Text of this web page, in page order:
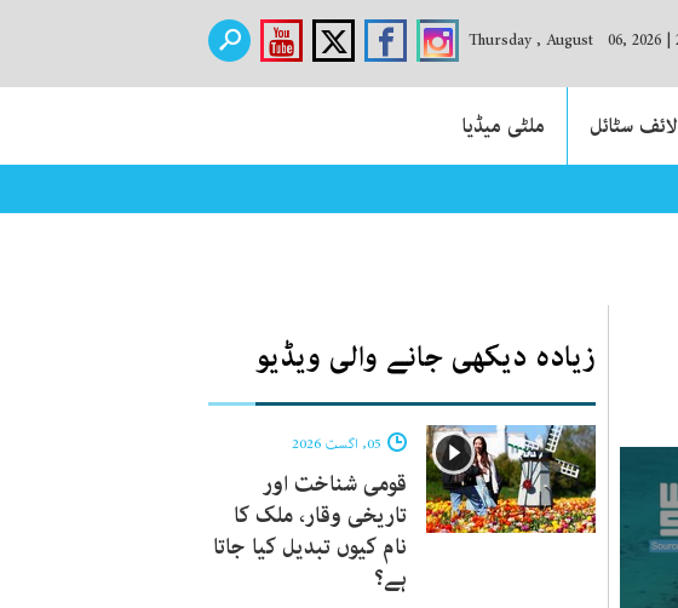
|
Thursday , August 06, 2026
لائف سٹائل
ملٹی میڈیا
زیادہ دیکھی جانے والی ویڈیو
05, اگست 2026
قومی شناخت اور
تاریخی وقار، ملک کا
نام کیوں تبدیل کیا جاتا
ہے؟